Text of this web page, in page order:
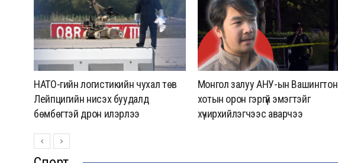
НАТО-гийн логистикийн чухал төв
Лейпцигийн нисэх буудалд
бөмбөгтэй дрон илэрлээ
Монгол залуу АНУ-ын Вашингтон
хотын орон гэргүй эмэгтэйг
хүчирхийлэгчээс аварчээ